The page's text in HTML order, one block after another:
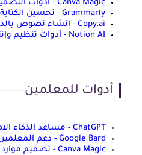
Canva Magic - أدوات التصميم الذكية
Grammarly - تحسين الكتابة بالذكاء الاصطناعي
Copy.ai - إنشاء نصوص بالذكاء الاصطناعي
Notion AI - أدوات تنظيم وإنتاجية بالذكاء الاصطناعي
أدوات للمعلمين
ChatGPT - مساعد الذكاء الاصطناعي للمعلمين
Google Bard - دعم المعلمين في البحث والمحتوى
Canva Magic - تصميم موارد تعليمية بسهولة